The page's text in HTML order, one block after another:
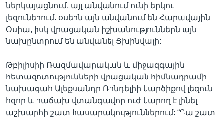
ներկայացնում, այլ անվանում ունի երկու
լեզուներում. օսերն այն անվանում են Հարավային
Օսիա, իսկ վրացական իշխանություններն այն
նախընտրում են անվանել Ցխինվալի:
Թբիլիսիի Ռազմավարական և միջազգային
հետազոտությունների վրացական հիմնադրամի
նախագահ Ալեքսանդր Ռոնդելիի կարծիքով լեզուն
հզոր և հաճախ վտանգավոր ուժ կարող է լինել
աշխարհի շատ հասարակություններում: “Դա շատ